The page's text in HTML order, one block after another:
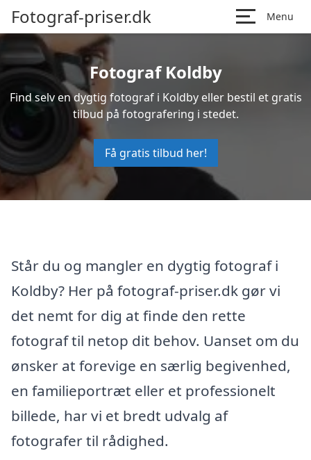
Fotograf-priser.dk Menu
Fotograf Koldby
Find selv en dygtig fotograf i Koldby eller bestil et gratis
tilbud på fotografering i stedet.
Få gratis tilbud her!
Står du og mangler en dygtig fotograf i
Koldby? Her på fotograf-priser.dk gør vi
det nemt for dig at finde den rette
fotograf til netop dit behov. Uanset om du
ønsker at forevige en særlig begivenhed,
en familieportræt eller et professionelt
billede, har vi et bredt udvalg af
fotografer til rådighed.